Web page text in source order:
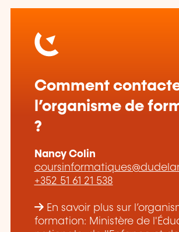
Comment
l’organisme de
?
Nancy Colin
+352 51 61 21 538
En savoir plus sur
formation: Ministère de